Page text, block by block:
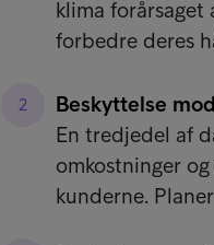
klima
forbedre deres
Beskyttelse
En tredjedel af
omkostninger
kunderne.